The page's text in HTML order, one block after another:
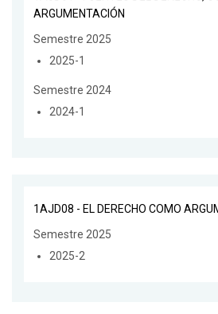
ARGUMENTACIÓN
Semestre 2025
2025-1
Semestre 2024
2024-1
1AJD08 - EL DERECHO COMO
Semestre 2025
2025-2